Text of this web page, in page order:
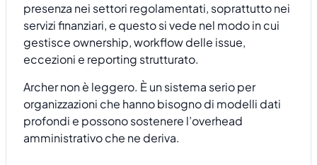
presenza nei settori regolamentati, soprattutto nei
servizi finanziari, e questo si vede nel modo in cui
gestisce ownership, workflow delle issue,
eccezioni e reporting strutturato.
Archer non è leggero. È un sistema serio per
organizzazioni che hanno bisogno di modelli dati
profondi e possono sostenere l’overhead
amministrativo che ne deriva.